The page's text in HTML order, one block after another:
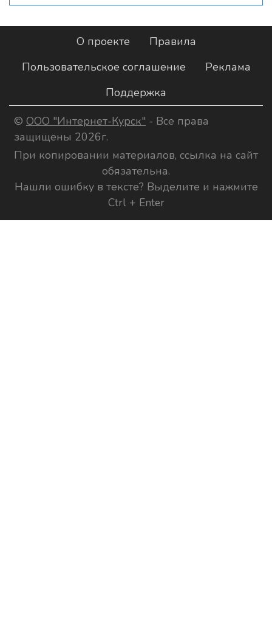
О проекте
Правила
Пользовательское соглашение
Реклама
Поддержка
© ООО "Интернет-Курск" - Все права
защищены 2026г.
При копировании материалов, ссылка на сайт
обязательна.
Нашли ошибку в тексте? Выделите и нажмите
Ctrl + Enter